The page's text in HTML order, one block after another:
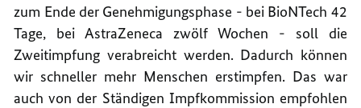
zum Ende der Genehmigungsphase - bei BioNTech 42
Tage, bei AstraZeneca zwölf Wochen - soll die
Zweitimpfung verabreicht werden. Dadurch können
wir schneller mehr Menschen erstimpfen. Das war
auch von der Ständigen Impfkommission empfohlen